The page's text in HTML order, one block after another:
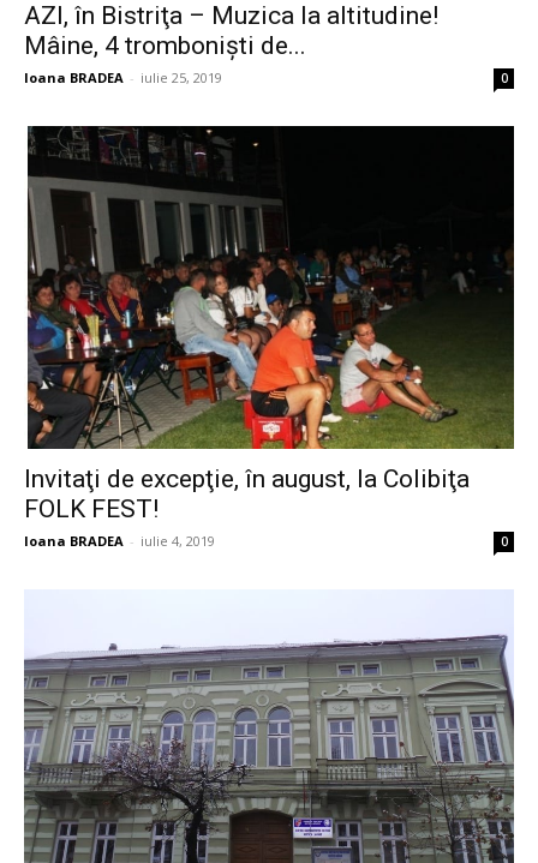
AZI, în Bistriţa – Muzica la altitudine!
Mâine, 4 tromboniști de...
Ioana BRADEA - iulie 25, 2019 0
Invitaţi de excepţie, în august, la Colibiţa
FOLK FEST!
Ioana BRADEA - iulie 4, 2019 0